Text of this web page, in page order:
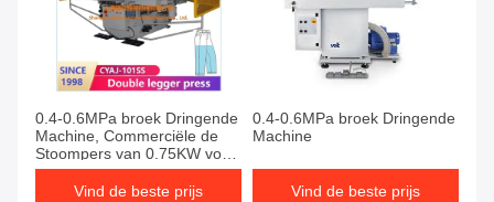
0.4-0.6MPa broek Dringende
Machine, Commerciële de
Stoompers van 0.75KW voor
Kleren
Vind de beste prijs
0.4-0.6MPa broek Dringende
Machine
Vind de beste prijs